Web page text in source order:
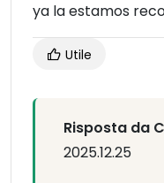
ya la estamos
Utile
Risposta da
2025.12.25